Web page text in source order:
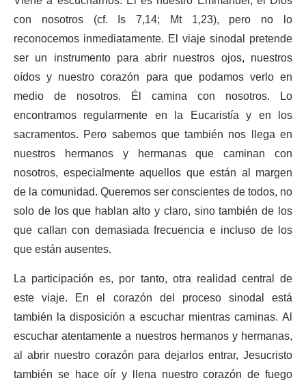
con nosotros (cf. Is 7,14; Mt 1,23), pero no lo
reconocemos inmediatamente. El viaje sinodal pretende
ser un instrumento para abrir nuestros ojos, nuestros
oídos y nuestro corazón para que podamos verlo en
medio de nosotros. Él camina con nosotros. Lo
encontramos regularmente en la Eucaristía y en los
sacramentos. Pero sabemos que también nos llega en
nuestros hermanos y hermanas que caminan con
nosotros, especialmente aquellos que están al margen
de la comunidad. Queremos ser conscientes de todos, no
solo de los que hablan alto y claro, sino también de los
que callan con demasiada frecuencia e incluso de los
que están ausentes.
La participación es, por tanto, otra realidad central de
este viaje. En el corazón del proceso sinodal está
también la disposición a escuchar mientras caminas. Al
escuchar atentamente a nuestros hermanos y hermanas,
al abrir nuestro corazón para dejarlos entrar, Jesucristo
también se hace oír y llena nuestro corazón de fuego